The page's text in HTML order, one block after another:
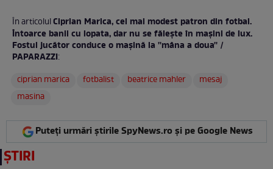
În articolulCiprian Marica, cel mai modest patron din fotbal.
Întoarce banii cu lopata, dar nu se fălește în mașini de lux.
Fostul jucător conduce o mașină la ''mâna a doua'' /
PAPARAZZI:
ciprian marica
fotbalist beatrice mahler
mesaj
masina
Puteți urmări știrile SpyNews.ro și pe Google News
ȘTIRI